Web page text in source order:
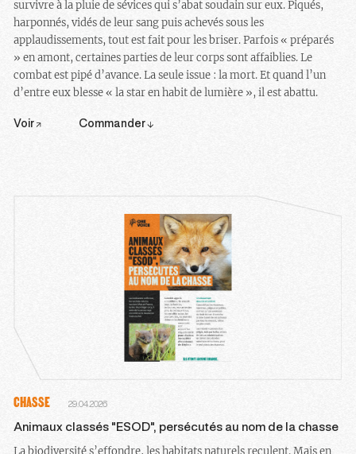
survivre à la pluie de sévices qui s’abat soudain sur eux. Piqués,
harponnés, vidés de leur sang puis achevés sous les
applaudissements, tout est fait pour les briser. Parfois « préparés
» en amont, certaines parties de leur corps sont affaiblies. Le
combat est pipé d’avance. La seule issue : la mort. Et quand l’un
d’entre eux blesse « la star en habit de lumière », il est abattu.
Voir Commander
CHASSE 29.04.2026
Animaux classés "ESOD", persécutés au nom de la chasse
La biodiversité s’effondre, les habitats naturels reculent. Mais en